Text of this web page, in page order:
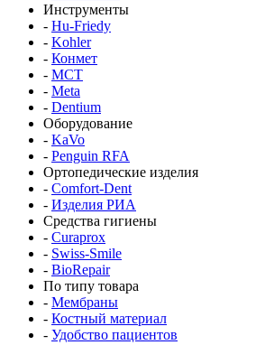
Инструменты
- Hu-Friedy
- Kohler
- Конмет
- MCT
- Meta
- Dentium
Оборудование
- KaVo
- Penguin RFA
Ортопедические изделия
- Comfort-Dent
- Изделия РИА
Средства гигиены
- Curaprox
- Swiss-Smile
- BioRepair
По типу товара
- Мембраны
- Костный материал
- Удобство пациентов